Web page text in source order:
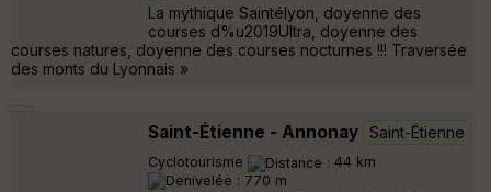
La mythique Saintélyon, doyenne des
courses d%u2019Ultra, doyenne des
courses natures, doyenne des courses nocturnes !!! Traversée
des monts du Lyonnais »
Saint-Étienne - Annonay Saint-Étienne
Cyclotourisme
44 km
770 m